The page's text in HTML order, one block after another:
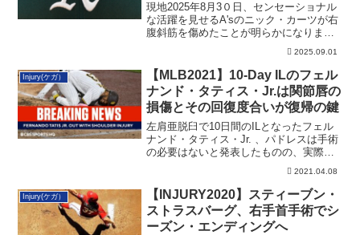
現地2025年8月3０日、センセーショナル
な活躍を見せるA'sのニック・カーツが右
腹斜筋を傷めたことが明らかになりまし
2025.09.01
Injury(ケガ）
【MLB2021】10-Day ILのフェル
ナンド・タティス・Jr.は関節唇の
損傷とその回復度合いが復帰の鍵
左肩亜脱臼で10日間のILとなったフェル
ナンド・タティス・Jr. 、パドレスは手術
の必要はないと発表したものの、実際は
2021.04.08
Injury(ケガ）
【INJURY2020】スティーブン・
ストラスバーグ、右手首手術でシ
ーズン・エンディングへ